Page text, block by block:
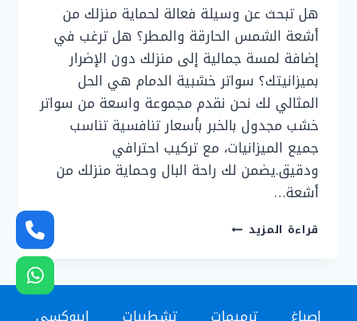
هل تبحث عن وسيلة فعالة لحماية منزلك من
أشعة الشمس الحارقة والمطر؟ هل ترغب في
إضافة لمسة جمالية إلى منزلك دون الإضرار
بميزانيتك؟ سواتر خشبية الدمام هي الحل
المثالي لك نحن نقدم مجموعة واسعة من سواتر
خشب مجدول بالخبر بأسعار تنافسية تناسب
جميع الميزانيات، مع تركيب احترافي
ودقيق.يضمن لك راحة البال وحماية منزلك من
أشعة…
قراءة المزيد تركيب
ت: